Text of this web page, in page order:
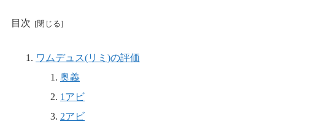
目次
ワムデュス(リミ)の評価
奥義
1アビ
2アビ